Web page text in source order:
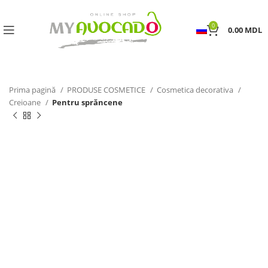
0 0.00 MDL
Prima pagină PRODUSE COSMETICE
Cosmetica decorativa
Creioane
Pentru sprăncene